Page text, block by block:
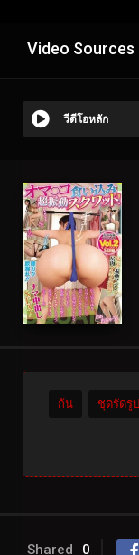
Video Sources
วีดีโอหลัก
ก้น ชุดรัดรูป
Shared 0